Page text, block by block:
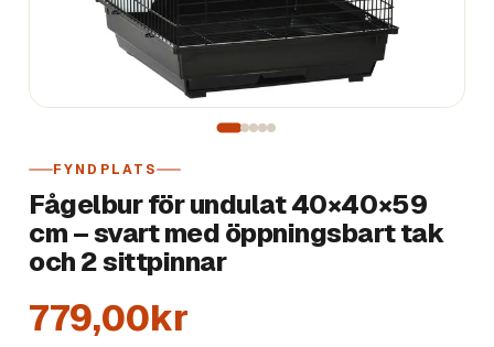
FYNDPLATS
Fågelbur för undulat 40×40×59
cm – svart med öppningsbart tak
och 2 sittpinnar
779,00kr